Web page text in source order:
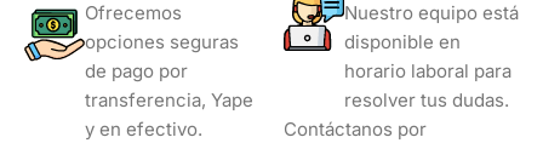
Ofrecemos
opciones seguras
de pago por
transferencia, Yape
y en efectivo.
Nuestro equipo está
disponible en
horario laboral para
resolver tus dudas.
Contáctanos por